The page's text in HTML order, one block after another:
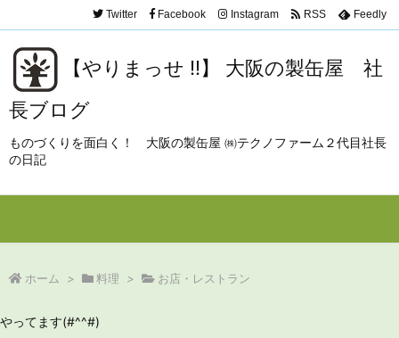
【やりまっせ !!】 大阪の製缶屋 社
長ブログ
ものづくりを面白く！ 大阪の製缶屋 ㈱テクノファーム２代目社長
の日記
Twitter Facebook Instagram RSS Feedly
ホーム > 料理 > お店・レストラン
やってます(#^^#)